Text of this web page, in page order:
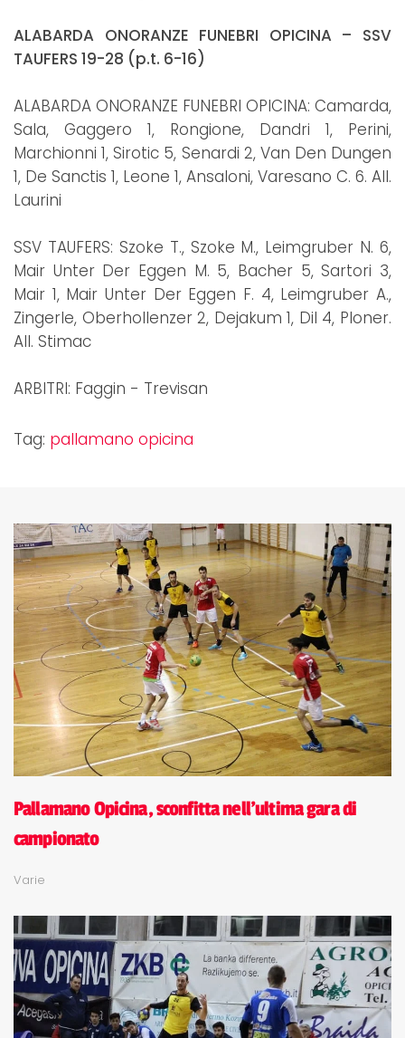
ALABARDA ONORANZE FUNEBRI OPICINA – SSV
TAUFERS 19-28 (p.t. 6-16)
ALABARDA ONORANZE FUNEBRI OPICINA: Camarda,
Sala, Gaggero 1, Rongione, Dandri 1, Perini,
Marchionni 1, Sirotic 5, Senardi 2, Van Den Dungen
1, De Sanctis 1, Leone 1, Ansaloni, Varesano C. 6. All.
Laurini
SSV TAUFERS: Szoke T., Szoke M., Leimgruber N. 6,
Mair Unter Der Eggen M. 5, Bacher 5, Sartori 3,
Mair 1, Mair Unter Der Eggen F. 4, Leimgruber A.,
Zingerle, Oberhollenzer 2, Dejakum 1, Dil 4, Ploner.
All. Stimac
ARBITRI: Faggin - Trevisan
Tag: pallamano opicina
Pallamano Opicina, sconfitta nell'ultima gara di
campionato
Varie